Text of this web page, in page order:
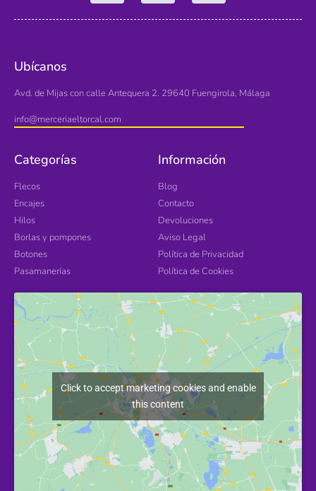
Ubícanos
Avd. de Mijas con calle Antequera 2. 29640 Fuengirola, Málaga
info@merceriaeltorcal.com
Categorías
Flecos
Encajes
Hilos
Borlas y pompones
Botones
Pasamanerías
Información
Blog
Contacto
Devoluciones
Aviso Legal
Política de Privacidad
Política de Cookies
Click to accept marketing cookies and enable
this content